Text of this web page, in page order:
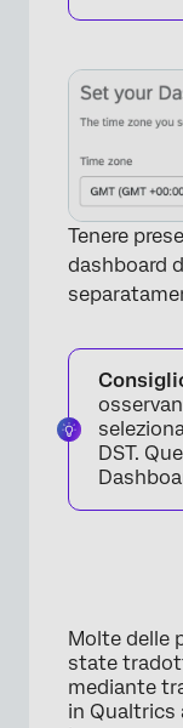
Tenere
dashboard
DST.
Molte delle
state
mediante
in Qualtrics